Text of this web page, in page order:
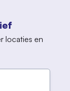
locaties en